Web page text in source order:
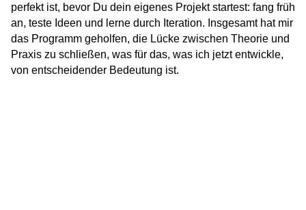
perfekt ist, bevor Du dein eigenes Projekt startest: fang früh
an, teste Ideen und lerne durch Iteration. Insgesamt hat mir
das Programm geholfen, die Lücke zwischen Theorie und
Praxis zu schließen, was für das, was ich jetzt entwickle,
von entscheidender Bedeutung ist.